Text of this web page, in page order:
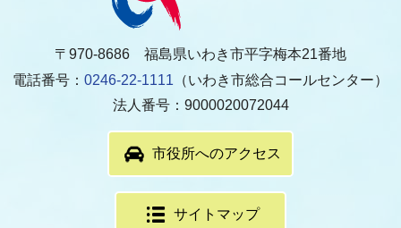
〒970-8686 福島県いわき市平字梅本21番地
電話番号： 0246-22-1111 （いわき市総合コールセンター）
法人番号：9000020072044
市役所へのアクセス
サイトマップ